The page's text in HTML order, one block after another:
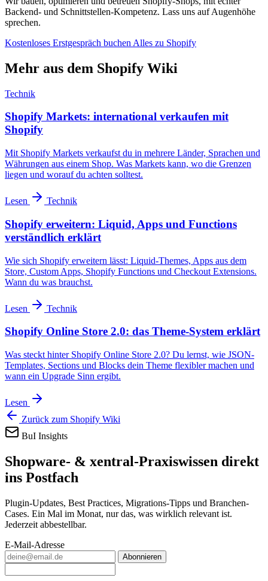
Backend- und Schnittstellen-Kompetenz. Lass uns auf Augenhöhe
sprechen.
Kostenloses Erstgespräch buchen Alles zu Shopify
Mehr aus dem Shopify Wiki
Technik
Shopify Markets: international verkaufen mit
Shopify
Mit Shopify Markets verkaufst du in mehrere Länder, Sprachen und
Währungen aus einem Shop. Was Markets kann, wo die Grenzen
liegen und worauf du achten solltest.
Lesen Technik
Shopify erweitern: Liquid, Apps und Functions
verständlich erklärt
Wie sich Shopify erweitern lässt: Liquid-Themes, Apps aus dem
Store, Custom Apps, Shopify Functions und Checkout Extensions.
Wann du was brauchst.
Lesen Technik
Shopify Online Store 2.0: das Theme-System erklärt
Was steckt hinter Shopify Online Store 2.0? Du lernst, wie JSON-
Templates, Sections und Blocks dein Theme flexibler machen und
wann ein Upgrade Sinn ergibt.
Lesen
Zurück zum Shopify Wiki
BuI Insights
Shopware- & xentral-Praxiswissen direkt
ins Postfach
Plugin-Updates, Best Practices, Migrations-Tipps und Branchen-
Cases. Ein Mal im Monat, nur das, was wirklich relevant ist.
Jederzeit abbestellbar.
E-Mail-Adresse
Abonnieren